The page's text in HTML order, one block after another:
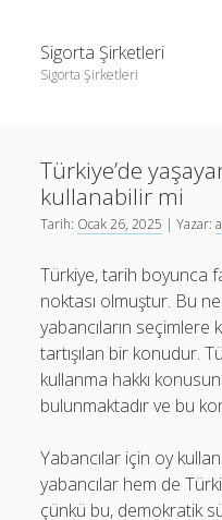
Sigorta Şirketleri
Sigorta Şirketleri
Linkedin Takipçi Yükseltme
Liste
instagram gizli hesap
Liste
Sayfa Listesi
Türkiye’de
kullanabilir mi
Tarih: Ocak 26, 2025 | Yazar:
Türkiye, tarih boyunca
noktası olmuştur. Bu
yabancıların seçimlere
tartışılan bir konudur.
kullanma hakkı
bulunmaktadır ve bu
Yabancılar için oy
yabancılar hem de
çünkü bu, demokratik